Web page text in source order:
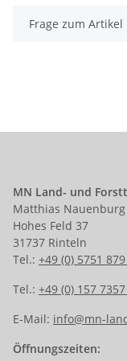
Frage zum Artikel
MN Land- und
Matthias Nauenburg
Hohes Feld 37
31737 Rinteln
Tel.: +49 (0) 5751
Tel.: +49 (0) 157
E-Mail: info@mn-
Öffnungszeiten: